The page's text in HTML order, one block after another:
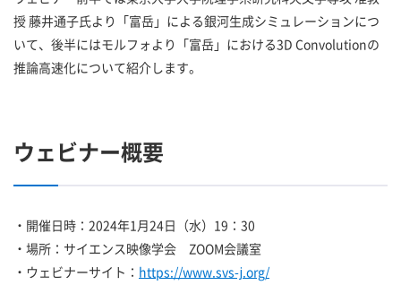
授 藤井通子氏より「富岳」による銀河生成シミュレーションにつ
いて、後半にはモルフォより「富岳」における3D Convolutionの
推論高速化について紹介します。
ウェビナー概要
・開催日時：2024年1月24日（水）19：30
・場所：サイエンス映像学会 ZOOM会議室
・ウェビナーサイト： https://www.svs-j.org/